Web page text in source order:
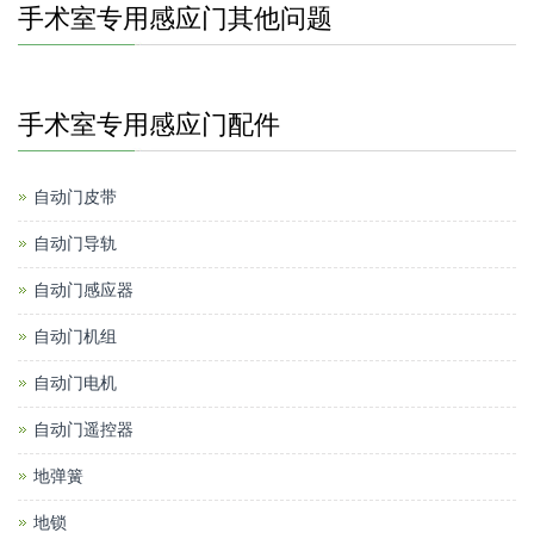
手术室专用感应门其他问题
手术室专用感应门配件
自动门皮带
自动门导轨
自动门感应器
自动门机组
自动门电机
自动门遥控器
地弹簧
地锁